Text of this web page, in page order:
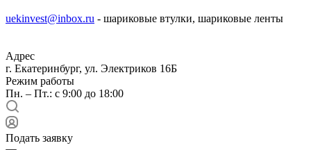
uekinvest@inbox.ru - шариковые втулки, шариковые ленты
Адрес
г. Екатеринбург, ул. Электриков 16Б
Режим работы
Пн. – Пт.: с 9:00 до 18:00
Подать заявку